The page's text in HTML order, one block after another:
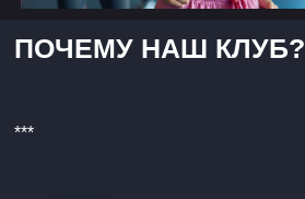
ПОЧЕМУ НАШ КЛУБ?
***